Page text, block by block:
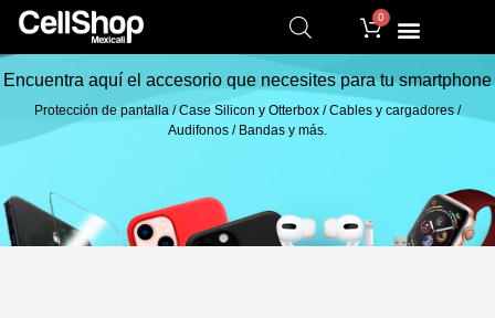
0
Encuentra aquí el accesorio que necesites para tu smartphone
Protección de pantalla / Case Silicon y Otterbox / Cables y cargadores /
Audifonos / Bandas y más.